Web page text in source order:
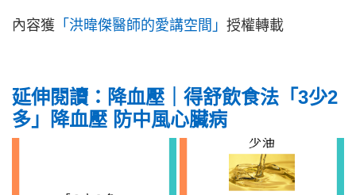
內容獲 「洪暐傑醫師的愛講空間」 授權轉載
延伸閱讀：降血壓｜得舒飲食法「3少2
多」降血壓 防中風心臟病